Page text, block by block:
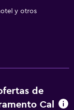
y esparcimiento
o cerca del
y otros
de
Cal